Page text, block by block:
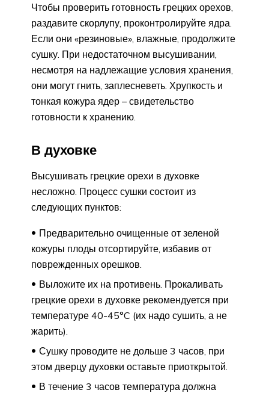
Чтобы проверить готовность грецких орехов,
раздавите скорлупу, проконтролируйте ядра.
Если они «резиновые», влажные, продолжите
сушку. При недостаточном высушивании,
несмотря на надлежащие условия хранения,
они могут гнить, заплесневеть. Хрупкость и
тонкая кожура ядер – свидетельство
готовности к хранению.
В духовке
Высушивать грецкие орехи в духовке
несложно. Процесс сушки состоит из
следующих пунктов:
Предварительно очищенные от зеленой
кожуры плоды отсортируйте, избавив от
поврежденных орешков.
Выложите их на противень. Прокаливать
грецкие орехи в духовке рекомендуется при
температуре 40-45°C (их надо сушить, а не
жарить).
Сушку проводите не дольше 3 часов, при
этом дверцу духовки оставьте приоткрытой.
В течение 3 часов температура должна